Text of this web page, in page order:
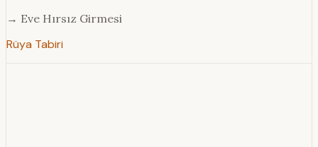
→ Eve Hırsız Girmesi
Rüya Tabiri